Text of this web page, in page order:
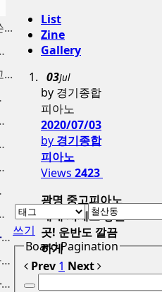
List
Zine
Gallery
03Jul
by 경기종합
피아노
2020/07/03
by 경기종합
피아노
Views 2423
광명 중고피아노
매매 시세도 좋은
곳! 운반도 깔끔
하게
쓰기
Board Pagination
Prev 1 Next
...
동 고...
...
...
중고피...
, 신도...
, 사당...
입
노 매...
인천중고피아노 고가에 피아노...
중고피아노처분 가격 높은가격...
인천중고피아노 매입 합니다. ...